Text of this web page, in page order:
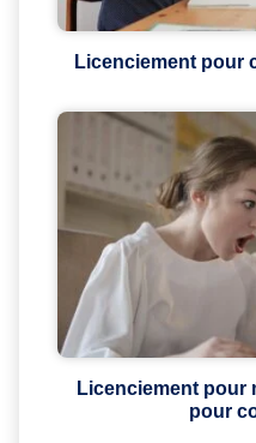
Licenciement pour
Licenciement pour
pour